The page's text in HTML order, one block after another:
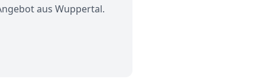
aus Wuppertal.